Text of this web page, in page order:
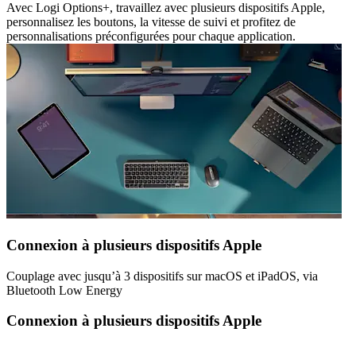
Avec Logi Options+, travaillez avec plusieurs dispositifs Apple,
personnalisez les boutons, la vitesse de suivi et profitez de
personnalisations préconfigurées pour chaque application.
Connexion à plusieurs dispositifs Apple
Couplage avec jusqu’à 3 dispositifs sur macOS et iPadOS, via
Bluetooth Low Energy
Connexion à plusieurs dispositifs Apple